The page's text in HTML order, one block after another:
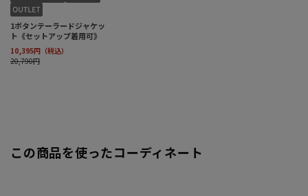
この商品を使ったコーディネート